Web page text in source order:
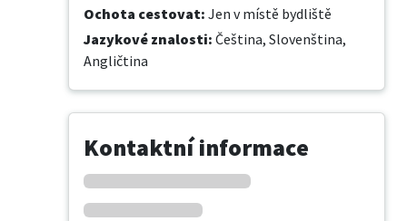
Ochota cestovat: Jen v místě bydliště
Jazykové znalosti: Čeština, Slovenština,
Angličtina
Kontaktní informace